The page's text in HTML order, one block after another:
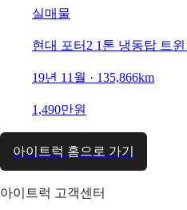
실매물
현대 포터2 1톤 냉동탑 트
19년 11월 · 135,866km
1,490만원
아이트럭 홈으로 가기
아이트럭 고객센터